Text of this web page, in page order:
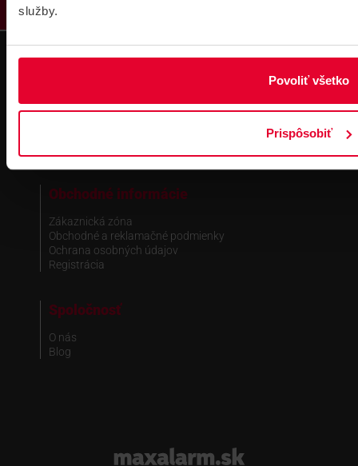
služby.
Povoliť všetko
Prispôsobiť
Kontakt
Pobočka Košice
Obchodné informácie
Zákaznická zóna
Obchodné a reklamačné podmienky
Ochrana osobných údajov
Registrácia
Spoločnosť
O nás
Blog
www.maxalarm.sk